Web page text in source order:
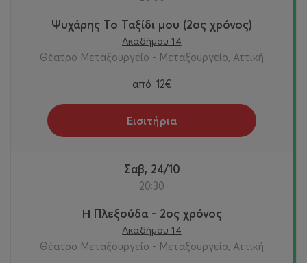
Ψυχάρης Το Ταξίδι μου (2ος χρόνος)
Ακαδήμου 14
Θέατρο Μεταξουργείο - Μεταξουργείο, Αττική
από 12€
Εισιτήρια
Σαβ, 24/10
20:30
Η Πλεξούδα - 2ος χρόνος
Ακαδήμου 14
Θέατρο Μεταξουργείο - Μεταξουργείο, Αττική